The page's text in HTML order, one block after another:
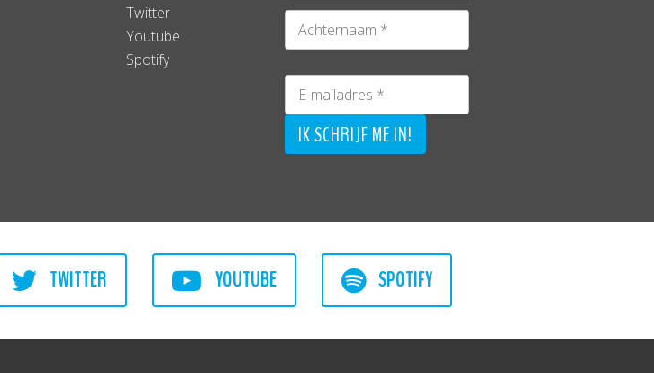
Twitter
Youtube
Spotify
TWITTER YOUTUBE SPOTIFY